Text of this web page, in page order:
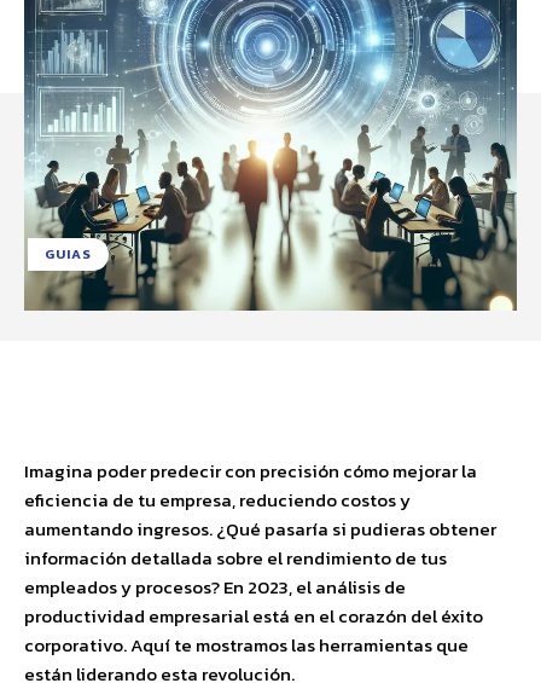
GUIAS
Imagina poder predecir con precisión cómo mejorar la
eficiencia de tu empresa, reduciendo costos y
aumentando ingresos. ¿Qué pasaría si pudieras obtener
información detallada sobre el rendimiento de tus
empleados y procesos? En 2023, el análisis de
productividad empresarial está en el corazón del éxito
corporativo. Aquí te mostramos las herramientas que
están liderando esta revolución.